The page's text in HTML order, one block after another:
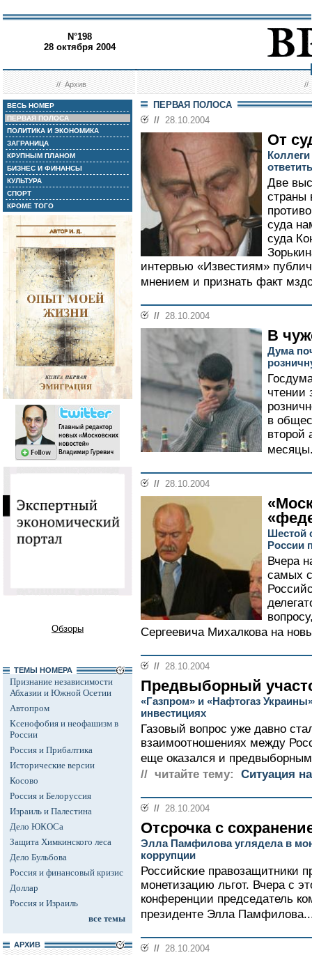
N°198
28 октября 2004
//Архив //
ВЕСЬ НОМЕР
ПЕРВАЯ ПОЛОСА
ПОЛИТИКА И ЭКОНОМИКА
ЗАГРАНИЦА
КРУПНЫМ ПЛАНОМ
БИЗНЕС И ФИНАНСЫ
КУЛЬТУРА
СПОРТ
КРОМЕ ТОГО
Обзоры
ТЕМЫ НОМЕРА
Признание независимости
Абхазии и Южной Осетии
Автопром
Ксенофобия и неофашизм в
России
Россия и Прибалтика
Исторические версии
Косово
Россия и Белоруссия
Израиль и Палестина
Дело ЮКОСа
Защита Химкинского леса
Дело Бульбова
Россия и финансовый кризис
Доллар
Россия и Израиль
все темы
АРХИВ
ПЕРВАЯ ПОЛОСА
// 28.10.2004
От
Две
страны
суда
суда
интервью «Известиям»
мнением и признать факт
// 28.10.2004
В
Дума
чтении
в
второй
// 28.10.2004
Шестой
России
Вчера
самых
Сергеевича Михалкова на
// 28.10.2004
Предвыборный
«Газпром» и «Нафтогаз
инвестициях
Газовый вопрос уже давно
взаимоотношениях между
еще оказался и
// читайте тему:
Ситуация
// 28.10.2004
Отсрочка с
Элла Памфилова углядела в
коррупции
Российские правозащитники
монетизацию льгот. Вчера с
конференции председатель
президенте Элла
// 28.10.2004